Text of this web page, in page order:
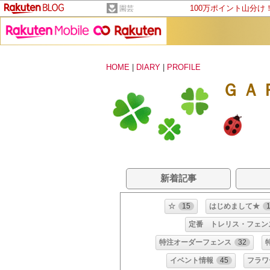
園芸 100万ポイント山分け
HOME DIARY PROFILE
Ｇ
新着記事
☆ 15 はじめまして★ 1
定番 トレリス・フェン
特注オーダーフェンス 32
イベント情報 45 フラ